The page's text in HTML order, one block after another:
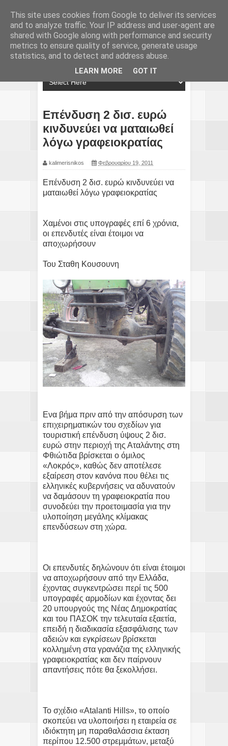
Επένδυση 2 δισ. ευρώ
κινδυνεύει να ματαιωθεί
λόγω γραφειοκρατίας
kalimerisnikos Φεβρουαρίου 19, 2011
Επένδυση 2 δισ. ευρώ κινδυνεύει να
ματαιωθεί λόγω γραφειοκρατίας
Χαμένοι στις υπογραφές επί 6 χρόνια,
οι επενδυτές είναι έτοιμοι να
αποχωρήσουν
Του Σταθη Κουσουνη
Eνα βήμα πριν από την απόσυρση των
επιχειρηματικών του σχεδίων για
τουριστική επένδυση ύψους 2 δισ.
ευρώ στην περιοχή της Αταλάντης στη
Φθιώτιδα βρίσκεται ο όμιλος
«Λοκρός», καθώς δεν αποτέλεσε
εξαίρεση στον κανόνα που θέλει τις
ελληνικές κυβερνήσεις να αδυνατούν
να δαμάσουν τη γραφειοκρατία που
συνοδεύει την προετοιμασία για την
υλοποίηση μεγάλης κλίμακας
επενδύσεων στη χώρα.
Οι επενδυτές δηλώνουν ότι είναι έτοιμοι
να αποχωρήσουν από την Ελλάδα,
έχοντας συγκεντρώσει περί τις 500
υπογραφές αρμοδίων και έχοντας δει
20 υπουργούς της Νέας Δημοκρατίας
και του ΠΑΣΟΚ την τελευταία εξαετία,
επειδή η διαδικασία εξασφάλισης των
αδειών και εγκρίσεων βρίσκεται
κολλημένη στα γρανάζια της ελληνικής
γραφειοκρατίας και δεν παίρνουν
απαντήσεις πότε θα ξεκολλήσει.
Το σχέδιο «Atalanti Hills», το οποίο
σκοπεύει να υλοποιήσει η εταιρεία σε
ιδιόκτητη μη παραθαλάσσια έκταση
περίπου 12.500 στρεμμάτων, μεταξύ
This site uses cookies from Google to deliver its services
and to analyze traffic. Your IP address and user-agent are
shared with Google along with performance and security
metrics to ensure quality of service, generate usage
statistics, and to detect and address abuse.
LEARN MORE GOT IT